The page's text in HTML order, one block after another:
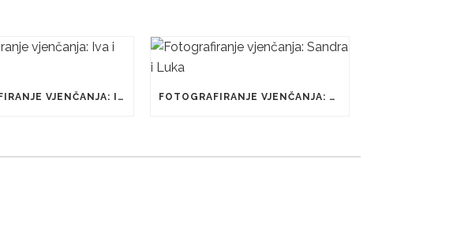
FOTOGRAFIRANJE VJENČANJA: IVA I BOBAN
FOTOGRAFIRANJE VJENČANJA: SANDRA I LUKA